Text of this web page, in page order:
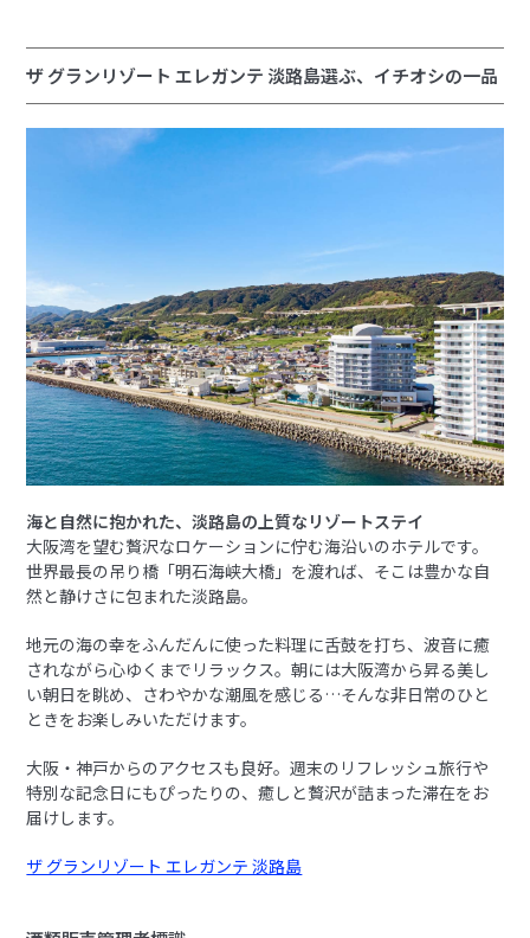
ザ グランリゾート エレガンテ 淡路島選ぶ、イチオシの一品
海と自然に抱かれた、淡路島の上質なリゾートステイ
大阪湾を望む贅沢なロケーションに佇む海沿いのホテルです。
世界最長の吊り橋「明石海峡大橋」を渡れば、そこは豊かな自
然と静けさに包まれた淡路島。
地元の海の幸をふんだんに使った料理に舌鼓を打ち、波音に癒
されながら心ゆくまでリラックス。朝には大阪湾から昇る美し
い朝日を眺め、さわやかな潮風を感じる…そんな非日常のひと
ときをお楽しみいただけます。
大阪・神戸からのアクセスも良好。週末のリフレッシュ旅行や
特別な記念日にもぴったりの、癒しと贅沢が詰まった滞在をお
届けします。
ザ グランリゾート エレガンテ 淡路島